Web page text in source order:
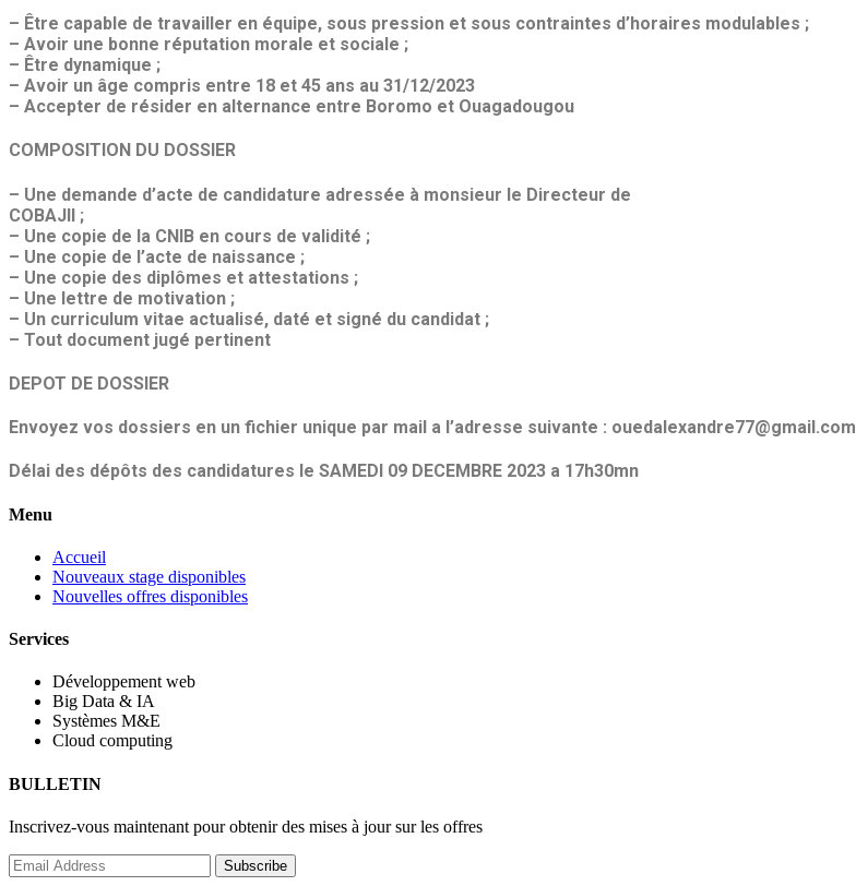
– Être capable de travailler en équipe, sous pression et sous contraintes d’horaires modulables ;
– Avoir une bonne réputation morale et sociale ;
– Être dynamique ;
– Avoir un âge compris entre 18 et 45 ans au 31/12/2023
– Accepter de résider en alternance entre Boromo et Ouagadougou
COMPOSITION DU DOSSIER
– Une demande d’acte de candidature adressée à monsieur le Directeur de
COBAJII ;
– Une copie de la CNIB en cours de validité ;
– Une copie de l’acte de naissance ;
– Une copie des diplômes et attestations ;
– Une lettre de motivation ;
– Un curriculum vitae actualisé, daté et signé du candidat ;
– Tout document jugé pertinent
DEPOT DE DOSSIER
Envoyez vos dossiers en un fichier unique par mail a l’adresse suivante : ouedalexandre77@gmail.com
Délai des dépôts des candidatures le SAMEDI 09 DECEMBRE 2023 a 17h30mn
Menu
Accueil
Nouveaux stage disponibles
Nouvelles offres disponibles
Services
Développement web
Big Data & IA
Systèmes M&E
Cloud computing
BULLETIN
Inscrivez-vous maintenant pour obtenir des mises à jour sur les offres